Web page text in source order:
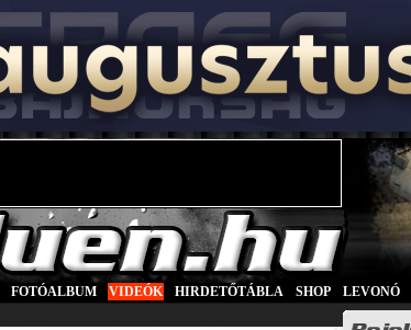
FOTÓALBUM VIDEÓK HIRDETŐTÁBLA SHOP LEVONÓ